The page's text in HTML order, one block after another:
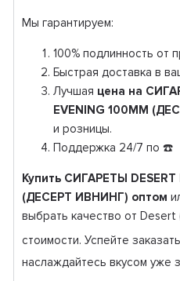
Мы гарантируем:
100% подлинность от
Быстрая доставка в
Лучшая цена на
EVENING 100ММ
и розницы.
Поддержка 24/7 по ☎️
Купить СИГАРЕТЫ DESERT
(ДЕСЕРТ ИВНИНГ) оптом
выбрать качество от
стоимости. Успейте
наслаждайтесь вкусом уже